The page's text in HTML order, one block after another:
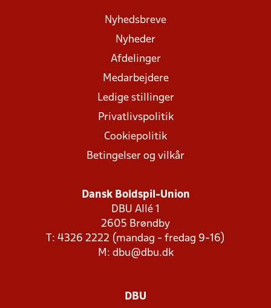
Nyhedsbreve
Nyheder
Afdelinger
Medarbejdere
Ledige stillinger
Privatlivspolitik
Cookiepolitik
Betingelser og vilkår
Dansk Boldspil-Union
DBU Allé 1
2605 Brøndby
T: 4326 2222 (mandag - fredag 9-16)
M: dbu@dbu.dk
DBU